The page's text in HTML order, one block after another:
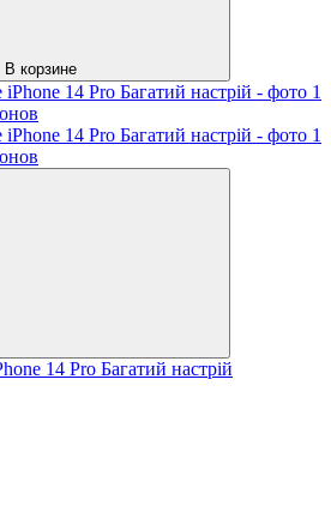
В корзине
14 Pro Багатий настрій